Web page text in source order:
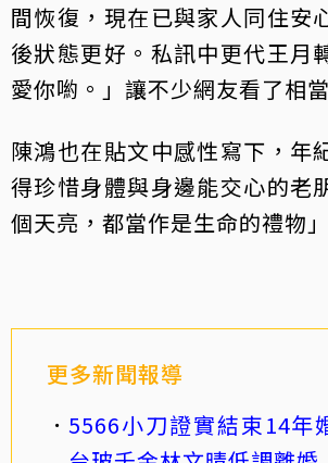
間恢復，現在已與家人同住安
後狀態更好。私訊中更代王月
愛你喲。」讓不少網友看了相
陳鴻也在貼文中感性寫下，年
得珍惜身體與身邊能交心的老
個天亮，都當作是生命的禮物」
更多新聞報導
5566小刀證實結束14年